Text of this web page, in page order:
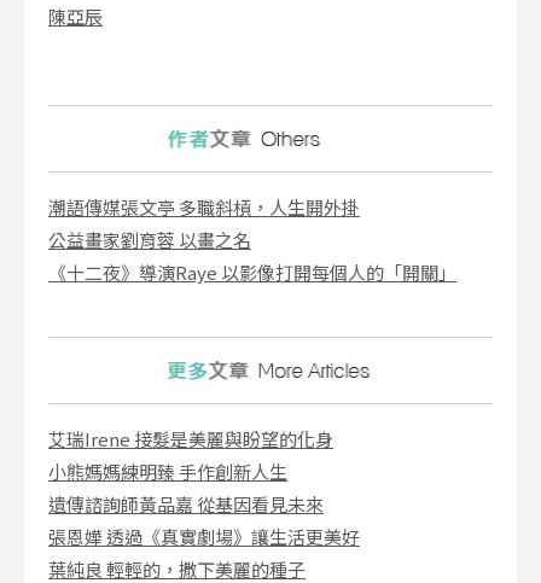
陳亞辰
潮語傳媒張文亭 多職斜槓，人生開外掛
公益畫家劉育蓉 以畫之名
《十二夜》導演Raye 以影像打開每個人的「開關」
艾瑞Irene 接髮是美麗與盼望的化身
小熊媽媽練明臻 手作創新人生
遺傳諮詢師黃品嘉 從基因看見未來
張恩嬅 透過《真實劇場》讓生活更美好
葉純良 輕輕的，撒下美麗的種子